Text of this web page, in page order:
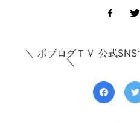
＼ ボブログＴＶ 公式